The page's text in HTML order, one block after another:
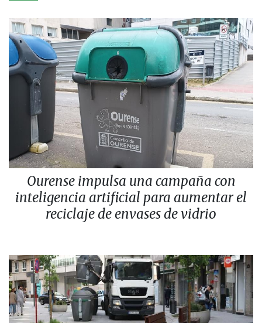
Ourense impulsa una campaña con
inteligencia artificial para aumentar el
reciclaje de envases de vidrio